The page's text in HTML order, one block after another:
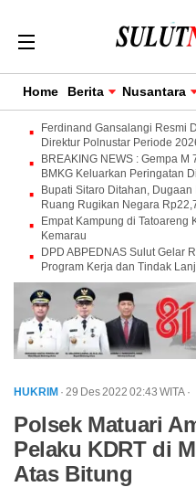
Home Berita Nusantara
Ferdinand Gansalangi Resmi
Direktur Polnustar Periode
BREAKING NEWS : Gempa
BMKG Keluarkan Peringatan
Bupati Sitaro Ditahan,
Ruang Rugikan Negara
Empat Kampung di Tatoareng
Kemarau
DPD ABPEDNAS Sulut Gelar
Program Kerja dan Tindak
HUKRIM · 29 Des 2022 02:43 WITA ·
Polsek Matuari
Pelaku KDRT di
Atas Bitung